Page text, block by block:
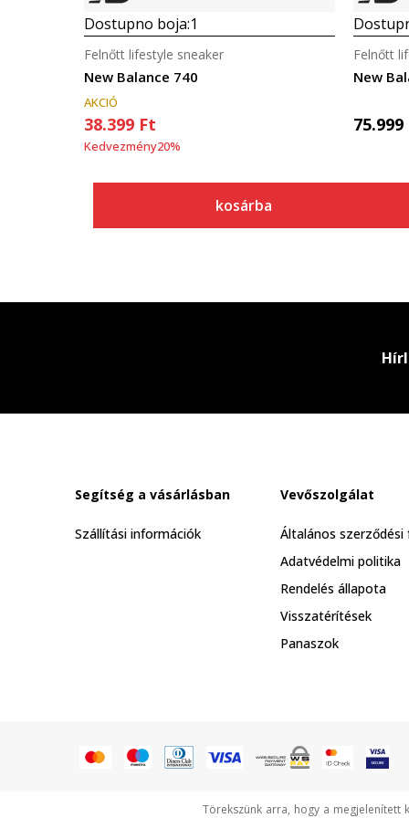
Dostupno boja:1
New Balance 740
Felnőtt lifestyle sneaker
AKCIÓ
38.399 Ft
Kedvezmény20%
kosárba
New
Felnőtt
75.999
Segítség a vásárlásban
Szállítási információk
Vevőszolgálat
Általános
Adatvédelmi politika
Rendelés állapota
Visszatérítések
Panaszok
Törekszünk arra, hogy a megjelenített